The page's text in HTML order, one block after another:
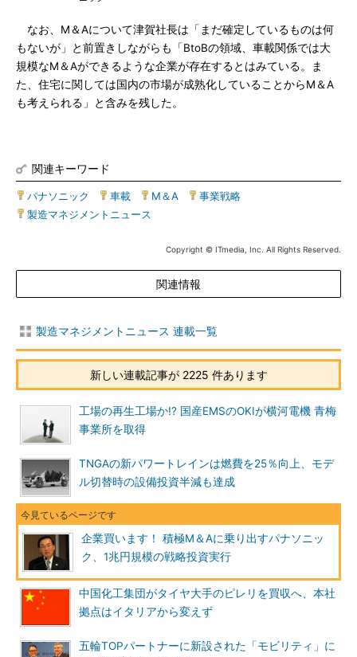
なお、M＆Aについて津賀社長は「まだ確定しているものは何
もないが」と前置きしながらも「BtoBの領域、車載関係では大
規模なM＆Aができるような企業が存在するとはみている。ま
た、住宅に関しては国内の市場が成熟化していることからM＆A
も考えられる」と含みを残した。
関連キーワード
パナソニック 車載 M＆A 事業戦略
製造マネジメントニュース
Copyright © ITmedia, Inc. All Rights Reserved.
関連情報
製造マネジメントニュース 連載一覧
新しい連載記事が 2225 件あります
工場の再生工場か!? 国産EMSのOKIが横河電機 青梅
事業所を取得
TNGAの新パワートレインは燃費を25％向上、モデ
ル切替時の設備投資半減も達成
企業買います！ 積極M＆Aに乗り出すパナソニッ
ク、1兆円規模の戦略投資実行
中国化工集団がタイヤ大手のピレリを買収へ、本社
拠点はイタリアから変えず
五輪TOPパートナーに新設された「モビリティ」に